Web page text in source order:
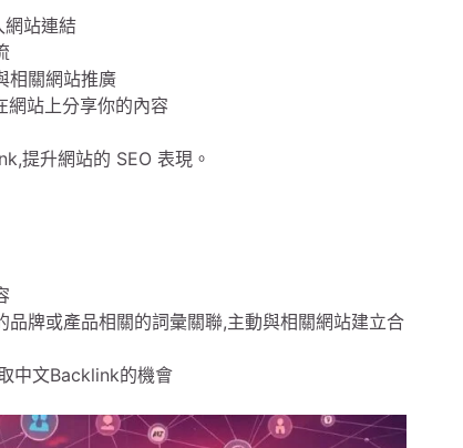
網站連結
相關網站推廣
站上分享你的內容
提升網站的 SEO 表現。
牌或產品相關的詞彙關聯,主動與相關網站建立合
中文Backlink的機會